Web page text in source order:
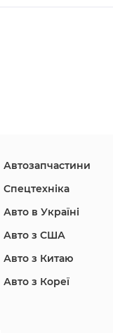
Jeep
Автозапчастини
Спецтехніка
Авто в Україні
Авто з США
Авто з Китаю
Авто з Кореї